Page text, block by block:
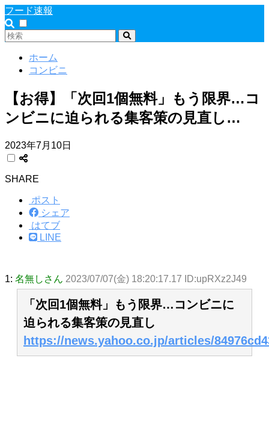
フード速報
ホーム
コンビニ
【お得】「次回1個無料」もう限界…コ
ンビニに迫られる集客策の見直し…
2023年7月10日
SHARE
ポスト
シェア
はてブ
LINE
1: 名無しさん 2023/07/07(金) 18:20:17.17 ID:upRXz2J49
「次回1個無料」もう限界…コンビニに
迫られる集客策の見直し
https://news.yahoo.co.jp/articles/